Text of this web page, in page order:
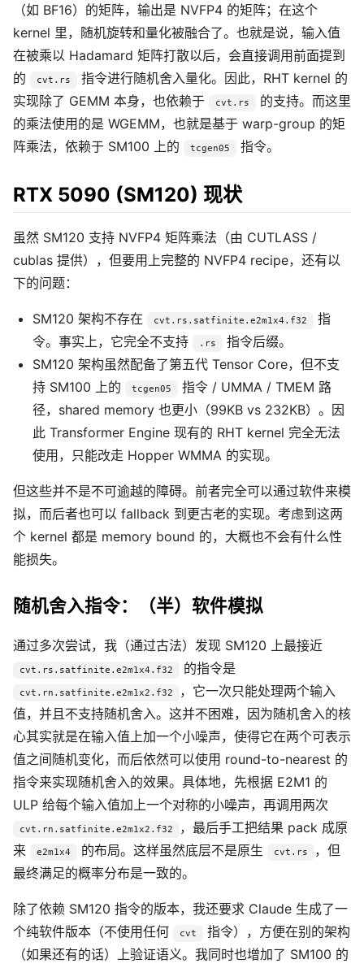
（如 BF16）的矩阵，输出是 NVFP4 的矩阵；在这个
kernel 里，随机旋转和量化被融合了。也就是说，输入值
在被乘以 Hadamard 矩阵打散以后，会直接调用前面提到
的
cvt.rs
指令进行随机舍入量化。因此，RHT kernel 的
实现除了 GEMM 本身，也依赖于
cvt.rs
的支持。而这里
的乘法使用的是 WGEMM，也就是基于 warp-group 的矩
阵乘法，依赖于 SM100 上的
tcgen05 指令。
RTX 5090 (SM120) 现状
虽然 SM120 支持 NVFP4 矩阵乘法（由 CUTLASS /
cublas 提供），但要用上完整的 NVFP4 recipe，还有以
下的问题：
SM120 架构不存在 cvt.rs.satfinite.e2m1x4.f32
指
令。事实上，它完全不支持
.rs
指令后缀。
SM120 架构虽然配备了第五代 Tensor Core，但不支
持 SM100 上的
tcgen05
指令 / UMMA / TMEM 路
径，shared memory 也更小（99KB vs 232KB）。因
此 Transformer Engine 现有的 RHT kernel 完全无法
使用，只能改走 Hopper WMMA 的实现。
但这些并不是不可逾越的障碍。前者完全可以通过软件来模
拟，而后者也可以 fallback 到更古老的实现。考虑到这两
个 kernel 都是 memory bound 的，大概也不会有什么性
能损失。
随机舍入指令：（半）软件模拟
通过多次尝试，我（通过古法）发现 SM120 上最接近
cvt.rs.satfinite.e2m1x4.f32 的指令是
cvt.rn.satfinite.e2m1x2.f32
，它一次只能处理两个输入
值，并且不支持随机舍入。这并不困难，因为随机舍入的核
心其实就是在输入值上加一个小噪声，使得它在两个可表示
值之间随机变化，而后依然可以使用 round-to-nearest 的
指令来实现随机舍入的效果。具体地，先根据 E2M1 的
ULP 给每个输入值加上一个对称的小噪声，再调用两次
cvt.rn.satfinite.e2m1x2.f32
，最后手工把结果 pack 成原
来
e2m1x4 的布局。这样虽然底层不是原生 cvt.rs
，但
最终满足的概率分布是一致的。
除了依赖 SM120 指令的版本，我还要求 Claude 生成了一
个纯软件版本（不使用任何
cvt
指令），方便在别的架构
（如果还有的话）上验证语义。我同时也增加了 SM100 的